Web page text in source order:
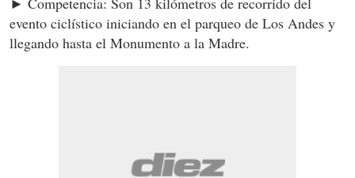
evento ciclístico iniciando en el parqueo de Los Andes y
llegando hasta el Monumento a la Madre.